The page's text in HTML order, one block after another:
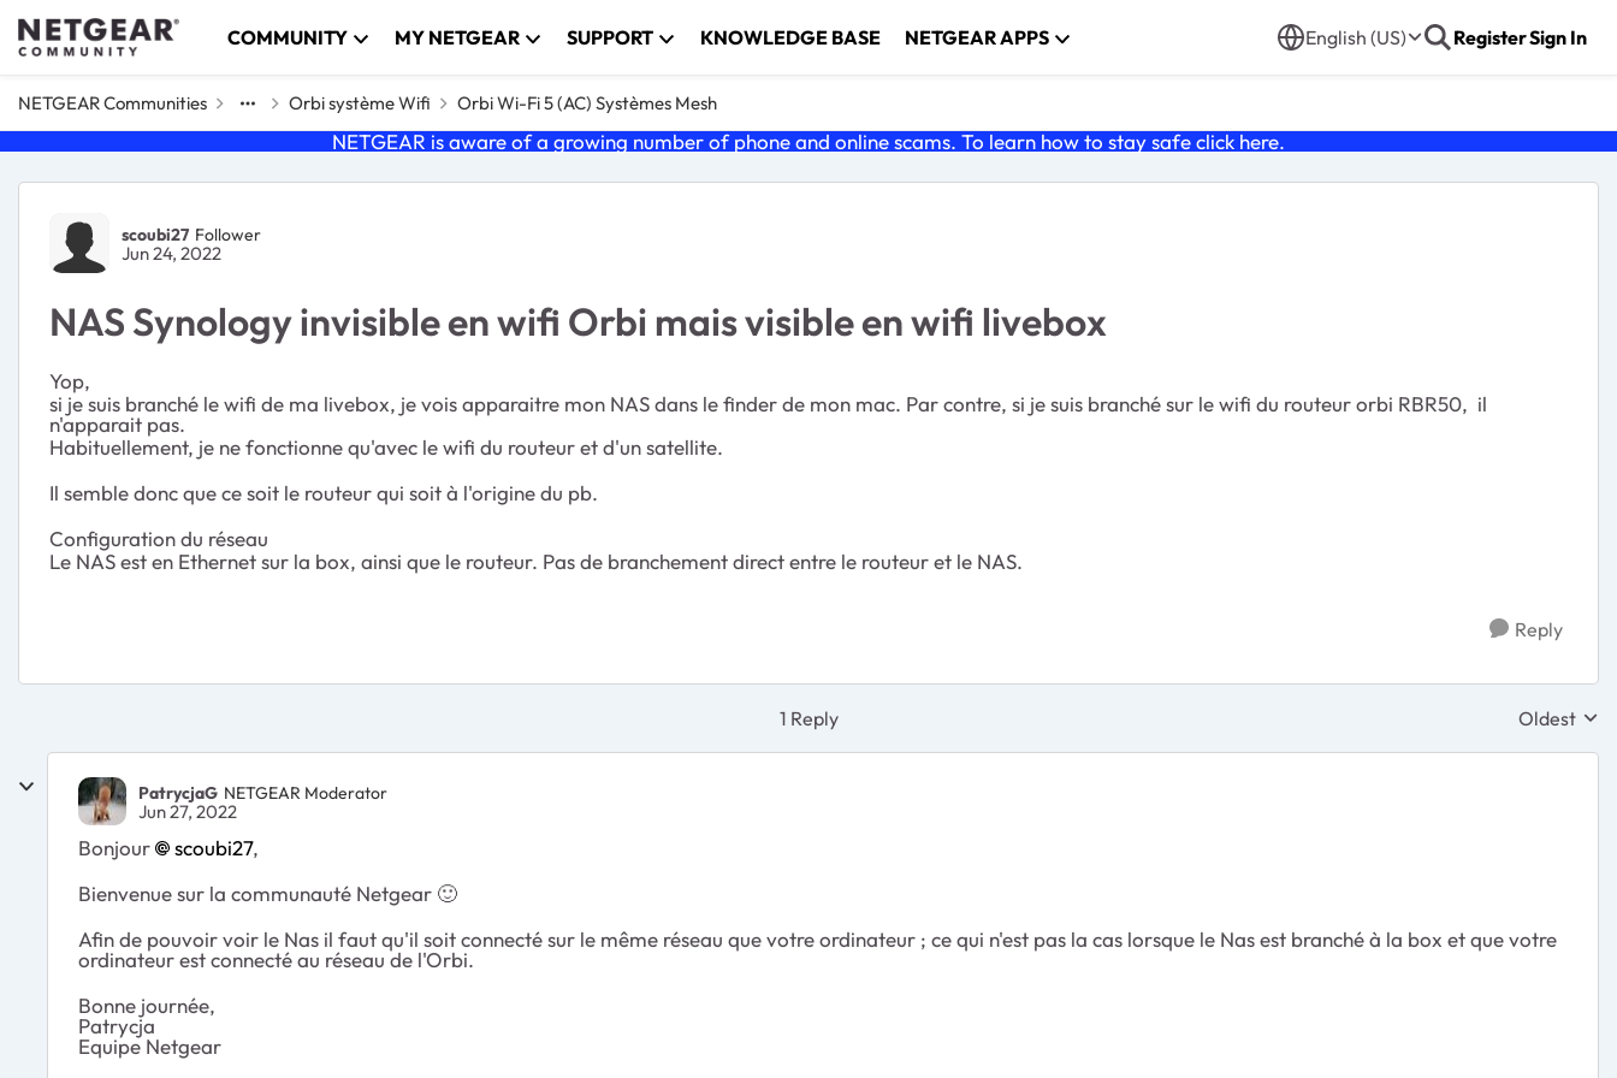
Skip to content COMMUNITY MY NETGEAR SUPPORT KNOWLEDGE BASE NETGEAR APPS English (US) RegisterSign In
NETGEAR Communities Orbi système Wifi Orbi Wi-Fi 5 (AC) Systèmes Mesh
NETGEAR is aware of a growing number of phone and online scams. To learn how to stay safe click here.
Forum Discussion
scoubi27 Follower
Jun 24, 2022
NAS Synology invisible en wifi Orbi mais visible en wifi livebox
Yop,
si je suis branché le wifi de ma livebox, je vois apparaitre mon NAS dans le finder de mon mac. Par contre, si je suis branché sur le wifi du routeur orbi RBR50, il
n'apparait pas.
Habituellement, je ne fonctionne qu'avec le wifi du routeur et d'un satellite.
Il semble donc que ce soit le routeur qui soit à l'origine du pb.
Configuration du réseau
Le NAS est en Ethernet sur la box, ainsi que le routeur. Pas de branchement direct entre le routeur et le NAS.
Reply
1 Reply Replies
Oldest
PatrycjaG NETGEAR Moderator
Jun 27, 2022
Bonjour scoubi27,
Bienvenue sur la communauté Netgear 🙂
Afin de pouvoir voir le Nas il faut qu'il soit connecté sur le même réseau que votre ordinateur ; ce qui n'est pas la cas lorsque le Nas est branché à la box et que votre
ordinateur est connecté au réseau de l'Orbi.
Bonne journée,
Patrycja
Equipe Netgear